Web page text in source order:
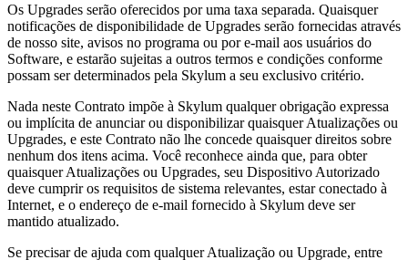
Os Upgrades serão oferecidos por uma taxa separada. Quaisquer
notificações de disponibilidade de Upgrades serão fornecidas através
de nosso site, avisos no programa ou por e-mail aos usuários do
Software, e estarão sujeitas a outros termos e condições conforme
possam ser determinados pela Skylum a seu exclusivo critério.
Nada neste Contrato impõe à Skylum qualquer obrigação expressa
ou implícita de anunciar ou disponibilizar quaisquer Atualizações ou
Upgrades, e este Contrato não lhe concede quaisquer direitos sobre
nenhum dos itens acima. Você reconhece ainda que, para obter
quaisquer Atualizações ou Upgrades, seu Dispositivo Autorizado
deve cumprir os requisitos de sistema relevantes, estar conectado à
Internet, e o endereço de e-mail fornecido à Skylum deve ser
mantido atualizado.
Se precisar de ajuda com qualquer Atualização ou Upgrade, entre